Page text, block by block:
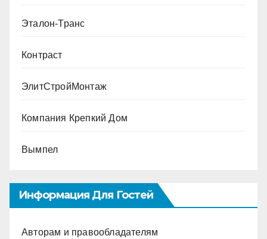
Эталон-Транс
Контраст
ЭлитСтройМонтаж
Компания Крепкий Дом
Вымпел
Информация Для Гостей
Авторам и правообладателям